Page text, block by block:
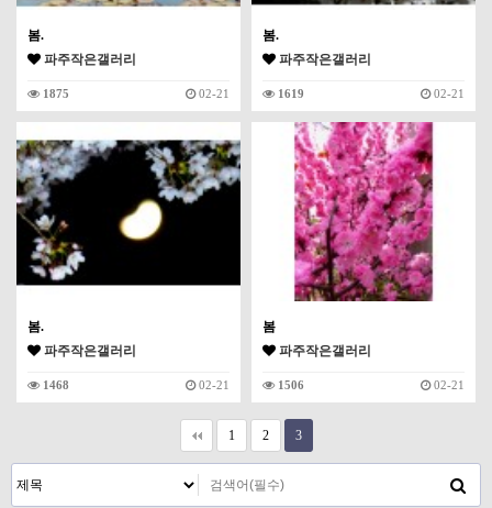
봄.
파주작은갤러리
1875 02-21
봄.
파주작은갤러리
1619 02-21
봄.
파주작은갤러리
1468 02-21
봄
파주작은갤러리
1506 02-21
1 2 3